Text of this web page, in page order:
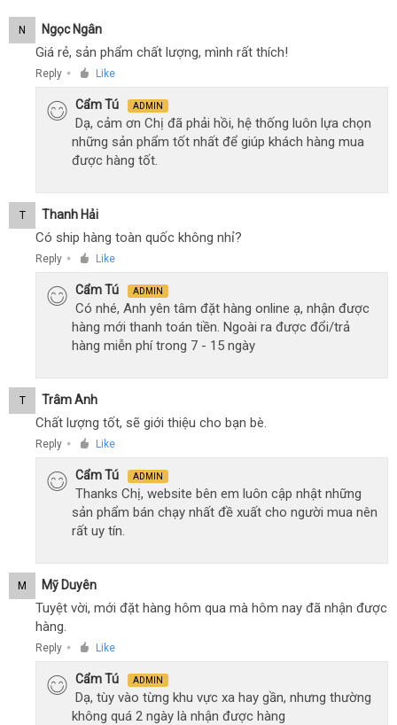
N Ngọc Ngân
Giá rẻ, sản phẩm chất lượng, mình rất thích!
Reply ● Like
Cẩm Tú ADMIN
Dạ, cảm ơn Chị đã phải hồi, hệ thống luôn lựa chọn
những sản phẩm tốt nhất để giúp khách hàng mua
được hàng tốt.
T Thanh Hải
Có ship hàng toàn quốc không nhỉ?
Reply ● Like
Cẩm Tú ADMIN
Có nhé, Anh yên tâm đặt hàng online ạ, nhận được
hàng mới thanh toán tiền. Ngoài ra được đổi/trả
hàng miễn phí trong 7 - 15 ngày
T Trâm Anh
Chất lượng tốt, sẽ giới thiệu cho bạn bè.
Reply ● Like
Cẩm Tú ADMIN
Thanks Chị, website bên em luôn cập nhật những
sản phẩm bán chạy nhất đề xuất cho người mua nên
rất uy tín.
M Mỹ Duyên
Tuyệt vời, mới đặt hàng hôm qua mà hôm nay đã nhận được
hàng.
Reply ● Like
Cẩm Tú ADMIN
Dạ, tùy vào từng khu vực xa hay gần, nhưng thường
không quá 2 ngày là nhận được hàng